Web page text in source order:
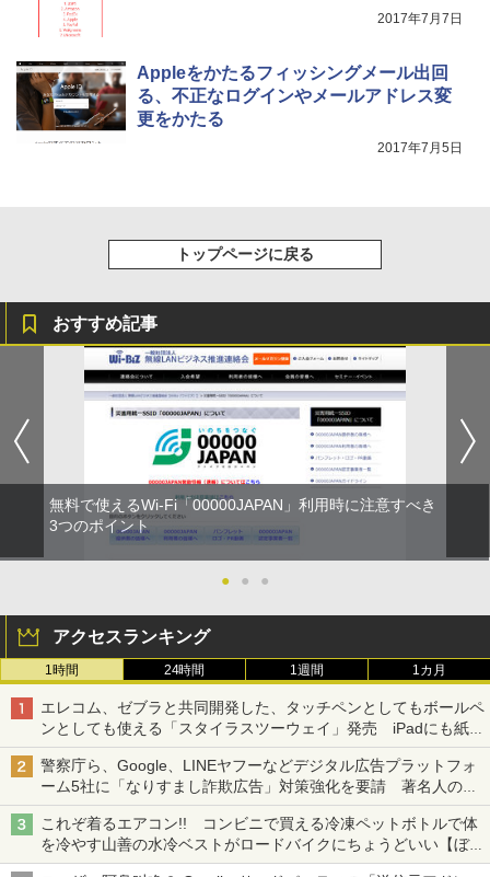
2017年7月7日
Appleをかたるフィッシングメール出回
る、不正なログインやメールアドレス変
更をかたる
2017年7月5日
トップページに戻る
おすすめ記事
無料で使えるWi-Fi「00000JAPAN」利用時に注意すべき
3つのポイント
● ● ●
アクセスランキング
1時間 24時間 1週間 1カ月
エレコム、ゼブラと共同開発した、タッチペンとしてもボールペ
ンとしても使える「スタイラスツーウェイ」発売 iPadにも紙に
も、持ち替えずに書き込める
警察庁ら、Google、LINEヤフーなどデジタル広告プラットフォ
ーム5社に「なりすまし詐欺広告」対策強化を要請 著名人の写
真や映像を使った投資詐欺などへの対策として
これぞ着るエアコン!! コンビニで買える冷凍ペットボトルで体
を冷やす山善の水冷ベストがロードバイクにちょうどいい【ぼっ
ち・ざ・ろーど！その14】【空いた時間でなにしてる？】